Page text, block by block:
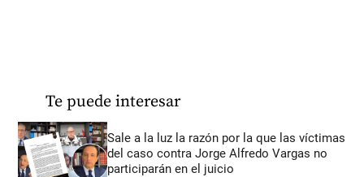
Te puede interesar
Sale a la luz la razón por la que las víctimas
del caso contra Jorge Alfredo Vargas no
participarán en el juicio